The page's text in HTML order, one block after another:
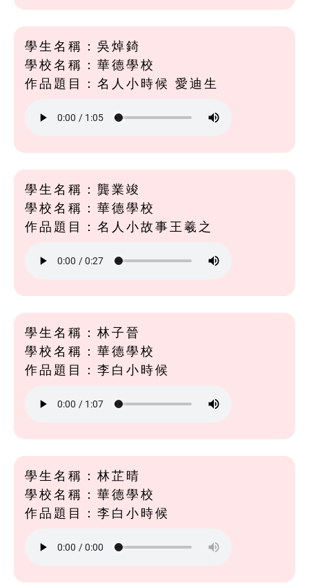
學生名稱：吳焯錡
學校名稱：華德學校
作品題目：名人小時候 愛迪生
學生名稱：龔業竣
學校名稱：華德學校
作品題目：名人小故事王羲之
學生名稱：林子晉
學校名稱：華德學校
作品題目：李白小時候
學生名稱：林芷晴
學校名稱：華德學校
作品題目：李白小時候